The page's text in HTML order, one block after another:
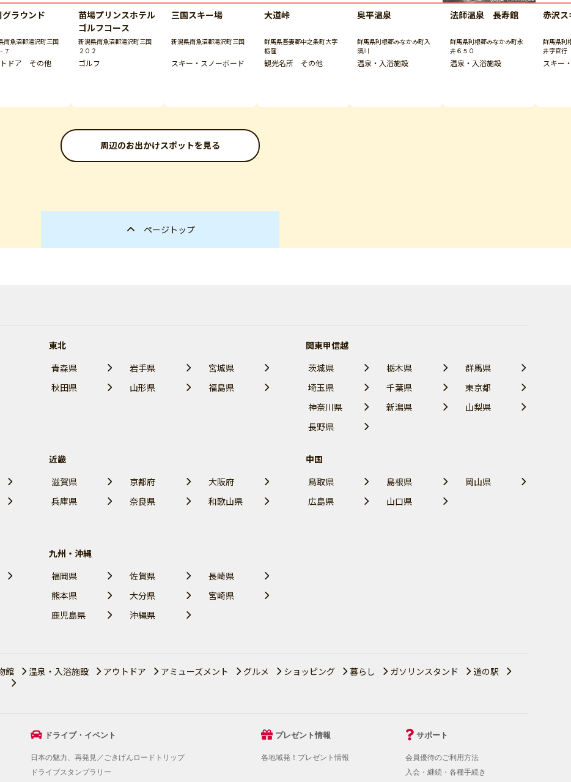
グラウンド
南魚沼郡湯沢町三国
７
ドア その他
苗場プリンスホテル
ゴルフコース
新潟県南魚沼郡湯沢町三国
２０２
ゴルフ
三国スキー場
新潟県南魚沼郡湯沢町三国
スキー・スノーボード
大道峠
群馬県吾妻郡中之条町大字
栃窪
観光名所 その他
奥平温泉
群馬県利根郡みなかみ町入
須川
温泉・入浴施設
法師温泉 長寿館
群馬県利根郡みなかみ町永
井６５０
温泉・入浴施設
赤沢
群馬県利
井字官行
スキー
周辺のお出かけスポットを見る
ページトップ
東北
青森県
岩手県
宮城県
秋田県
山形県 福島県
関東甲信越
茨城県
栃木県
群馬県
埼玉県
千葉県
東京都
神奈川県
新潟県
山梨県
長野県
近畿
滋賀県
京都府
大阪府
兵庫県
奈良県 和歌山県
中国
鳥取県
島根県
岡山県
広島県
山口県
九州・沖縄
福岡県
佐賀県
長崎県
熊本県
大分県
宮崎県
鹿児島県
沖縄県
館 温泉・入浴施設 アウトドア アミューズメント グルメ ショッピング 暮らし ガソリンスタンド
道の駅
ドライブ・イベント
日本の魅力、再発見／ごきげんロードトリップ
ドライブスタンプラリー
プレゼント情報
各地域発！プレゼント情報
サポート
会員優待のご利用方法
入会・継続・各種手続き